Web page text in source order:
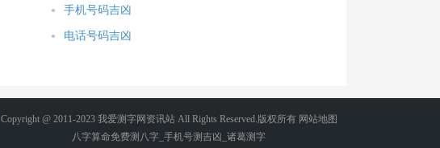
手机号码吉凶
电话号码吉凶
Copyright @ 2011-2023 我爱测字网资讯站 All Rights Reserved.版权所有 网站地图
八字算命免费测八字 手机号测吉凶 诸葛测字